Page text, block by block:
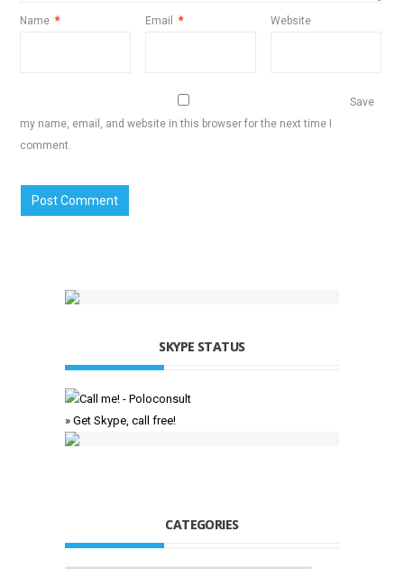
Name * Email * Website
Save
my name, email, and website in this browser for the next time I
comment.
SKYPE STATUS
» Get Skype, call free!
CATEGORIES